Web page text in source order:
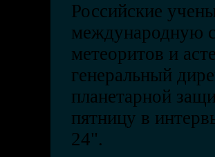
Российские
международную
метеоритов и
генеральный
планетарной
пятницу в
24".